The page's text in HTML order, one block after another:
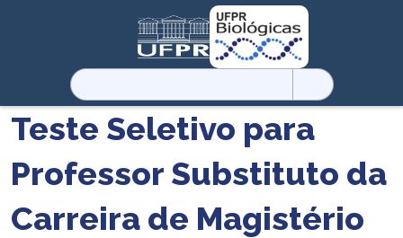
Pesquisar
por:
Teste Seletivo para
Professor Substituto da
Carreira de Magistério